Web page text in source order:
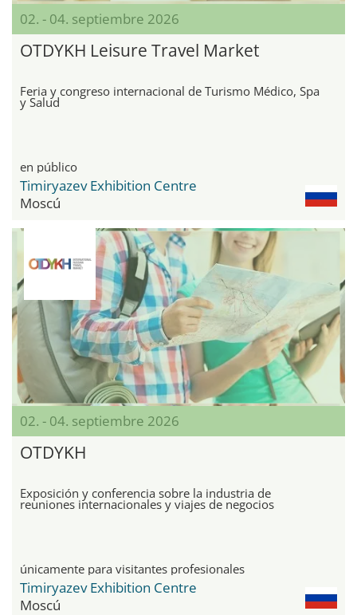
02. - 04. septiembre 2026
OTDYKH Leisure Travel Market
Feria y congreso internacional de Turismo Médico, Spa
y Salud
en público
Timiryazev Exhibition Centre
Moscú
02. - 04. septiembre 2026
OTDYKH
Exposición y conferencia sobre la industria de
reuniones internacionales y viajes de negocios
únicamente para visitantes profesionales
Timiryazev Exhibition Centre
Moscú